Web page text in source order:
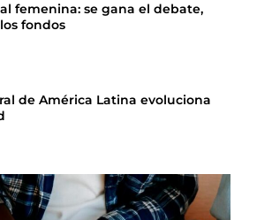
femenina: se gana el debate,
fondos
de América Latina evoluciona